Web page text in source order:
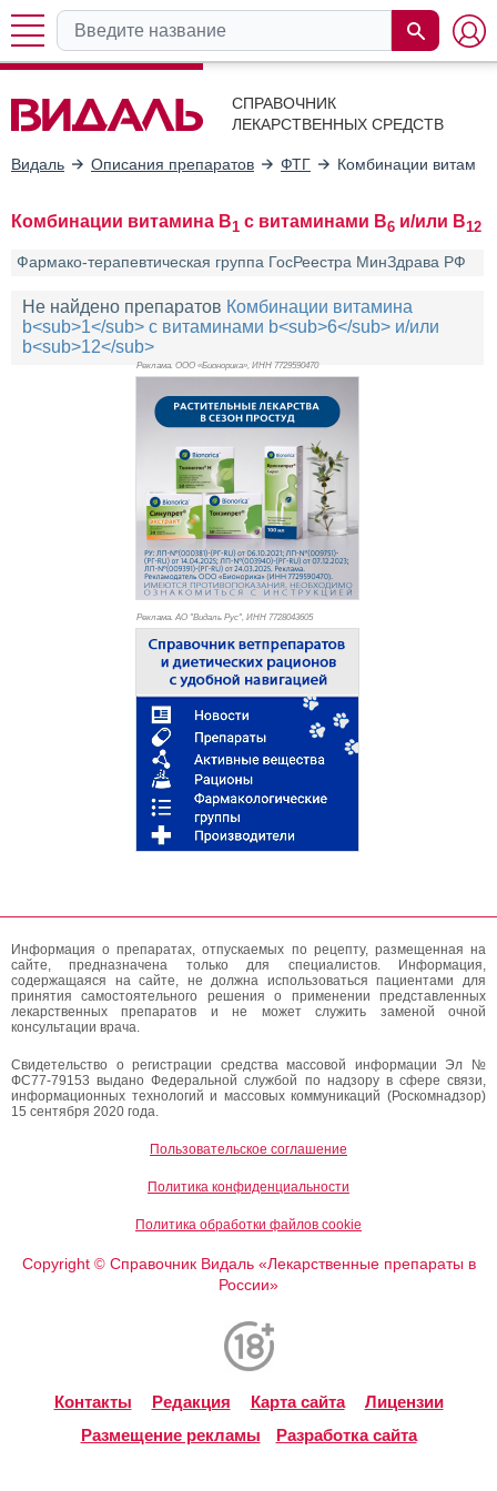
СПРАВОЧНИК
ЛЕКАРСТВЕННЫХ СРЕДСТВ
Видаль Описания препаратов ФТГ Комбинации
Комбинации витамина B1 с витаминами B6 и/или B12
Фармако-терапевтическая группа ГосРеестра МинЗдрава РФ
Не найдено препаратов Комбинации витамина
b<sub>1</sub> с витаминами b<sub>6</sub> и/или
b<sub>12</sub>
Реклама. ООО «Бионорика», ИНН 7729590470
Реклама. АО "Видаль Рус", ИНН 7728043605
Информация о препаратах, отпускаемых по рецепту, размещенная на
сайте, предназначена только для специалистов. Информация,
содержащаяся на сайте, не должна использоваться пациентами для
принятия самостоятельного решения о применении представленных
лекарственных препаратов и не может служить заменой очной
консультации врача.
Свидетельство о регистрации средства массовой информации Эл №
ФС77-79153 выдано Федеральной службой по надзору в сфере связи,
информационных технологий и массовых коммуникаций (Роскомнадзор)
15 сентября 2020 года.
Пользовательское соглашение
Политика конфиденциальности
Политика обработки файлов cookie
Copyright ©Справочник Видаль «Лекарственные препараты в
России»
Контакты Редакция Карта сайта
Лицензии
Размещение рекламы
Разработка сайта